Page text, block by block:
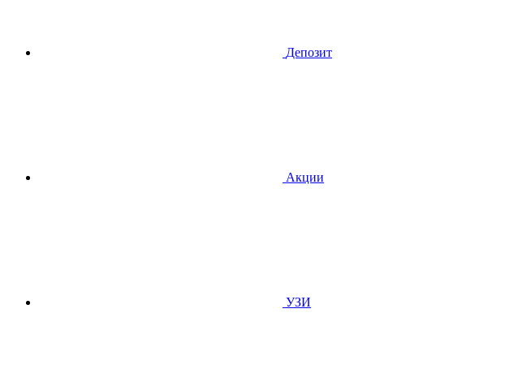
Депозит
Акции
УЗИ